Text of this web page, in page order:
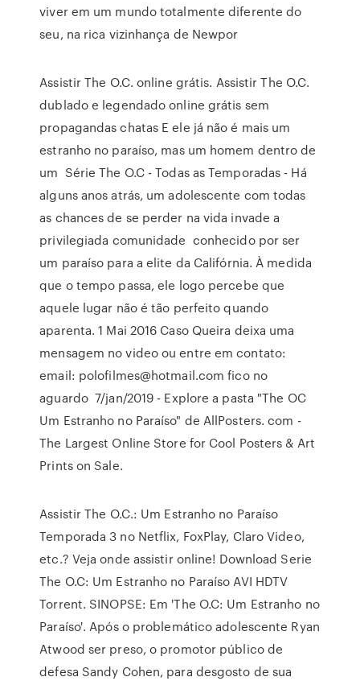
viver em um mundo totalmente diferente do
seu, na rica vizinhança de Newpor
Assistir The O.C. online grátis. Assistir The O.C.
dublado e legendado online grátis sem
propagandas chatas E ele já não é mais um
estranho no paraíso, mas um homem dentro de
um Série The O.C - Todas as Temporadas - Há
alguns anos atrás, um adolescente com todas
as chances de se perder na vida invade a
privilegiada comunidade conhecido por ser
um paraíso para a elite da Califórnia. À medida
que o tempo passa, ele logo percebe que
aquele lugar não é tão perfeito quando
aparenta. 1 Mai 2016 Caso Queira deixa uma
mensagem no video ou entre em contato:
email: polofilmes@hotmail.com fico no
aguardo 7/jan/2019 - Explore a pasta "The OC
Um Estranho no Paraíso" de AllPosters. com -
The Largest Online Store for Cool Posters & Art
Prints on Sale.
Assistir The O.C.: Um Estranho no Paraíso
Temporada 3 no Netflix, FoxPlay, Claro Video,
etc.? Veja onde assistir online! Download Serie
The O.C: Um Estranho no Paraíso AVI HDTV
Torrent. SINOPSE: Em 'The O.C: Um Estranho no
Paraíso'. Após o problemático adolescente Ryan
Atwood ser preso, o promotor público de
defesa Sandy Cohen, para desgosto de sua